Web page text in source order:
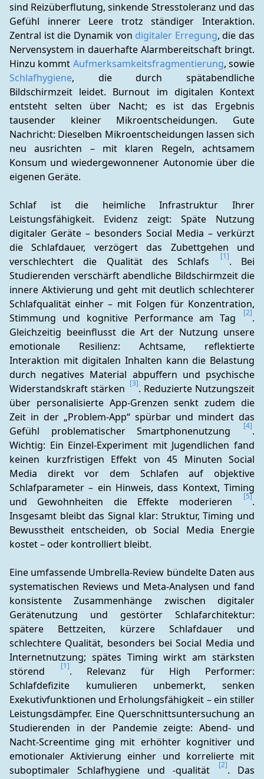
sind Reizüberflutung, sinkende Stresstoleranz und das
Gefühl innerer Leere trotz ständiger Interaktion.
Zentral ist die Dynamik von digitaler Erregung, die das
Nervensystem in dauerhafte Alarmbereitschaft bringt.
Hinzu kommt Aufmerksamkeitsfragmentierung
Schlafhygiene, die durch spätabendliche
Bildschirmzeit leidet. Burnout im digitalen Kontext
entsteht selten über Nacht; es ist das Ergebnis
tausender kleiner Mikroentscheidungen. Gute
Nachricht: Dieselben Mikroentscheidungen lassen sich
neu ausrichten – mit klaren Regeln, achtsamem
Konsum und wiedergewonnener Autonomie über die
eigenen Geräte.
Schlaf ist die heimliche Infrastruktur Ihrer
Leistungsfähigkeit. Evidenz zeigt: Späte Nutzung
digitaler Geräte – besonders Social Media – verkürzt
die Schlafdauer, verzögert das Zubettgehen und
verschlechtert die Qualität des Schlafs
[1]. Bei
Studierenden verschärft abendliche Bildschirmzeit die
innere Aktivierung und geht mit deutlich schlechterer
Schlafqualität einher – mit Folgen für Konzentration,
Stimmung und kognitive Performance am Tag
[2].
Gleichzeitig beeinflusst die Art der Nutzung unsere
emotionale Resilienz: Achtsame, reflektierte
Interaktion mit digitalen Inhalten kann die Belastung
durch negatives Material abpuffern und psychische
Widerstandskraft stärken [3]. Reduzierte Nutzungszeit
über personalisierte App-Grenzen senkt zudem die
Zeit in der „Problem-App“ spürbar und mindert das
Gefühl problematischer Smartphonenutzung
[4].
Wichtig: Ein Einzel-Experiment mit Jugendlichen fand
keinen kurzfristigen Effekt von 45 Minuten Social
Media direkt vor dem Schlafen auf objektive
Schlafparameter – ein Hinweis, dass Kontext, Timing
und Gewohnheiten die Effekte moderieren
[5].
Insgesamt bleibt das Signal klar: Struktur, Timing und
Bewusstheit entscheiden, ob Social Media Energie
kostet – oder kontrolliert bleibt.
Eine umfassende Umbrella-Review bündelte Daten aus
systematischen Reviews und Meta-Analysen und fand
konsistente Zusammenhänge zwischen digitaler
Gerätenutzung und gestörter Schlafarchitektur:
spätere Bettzeiten, kürzere Schlafdauer und
schlechtere Qualität, besonders bei Social Media und
Internetnutzung; spätes Timing wirkt am stärksten
störend
[1]. Relevanz für High Performer:
Schlafdefizite kumulieren unbemerkt, senken
Exekutivfunktionen und Erholungsfähigkeit – ein stiller
Leistungsdämpfer. Eine Querschnittsuntersuchung an
Studierenden in der Pandemie zeigte: Abend- und
Nacht-Screentime ging mit erhöhter kognitiver und
emotionaler Aktivierung einher und korrelierte mit
suboptimaler Schlafhygiene und -qualität
[2]. Das